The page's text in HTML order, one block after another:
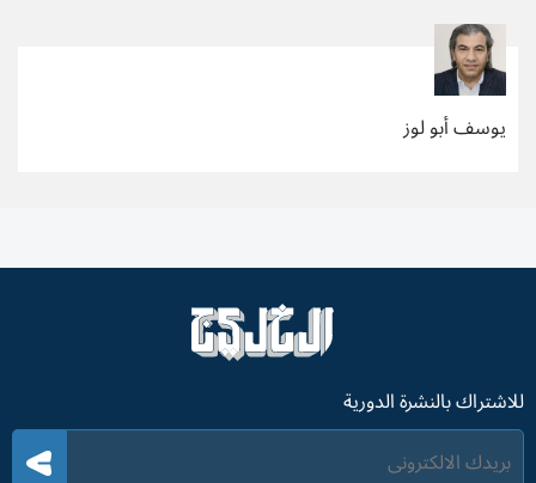
يوسف أبو لوز
للاشتراك بالنشرة الدورية